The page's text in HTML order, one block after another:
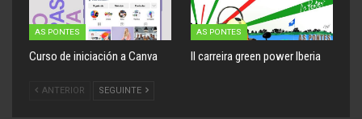
AS PONTES
Curso de iniciación a Canva
AS PONTES
II carreira green power Iberia
ANTERIOR SEGUINTE